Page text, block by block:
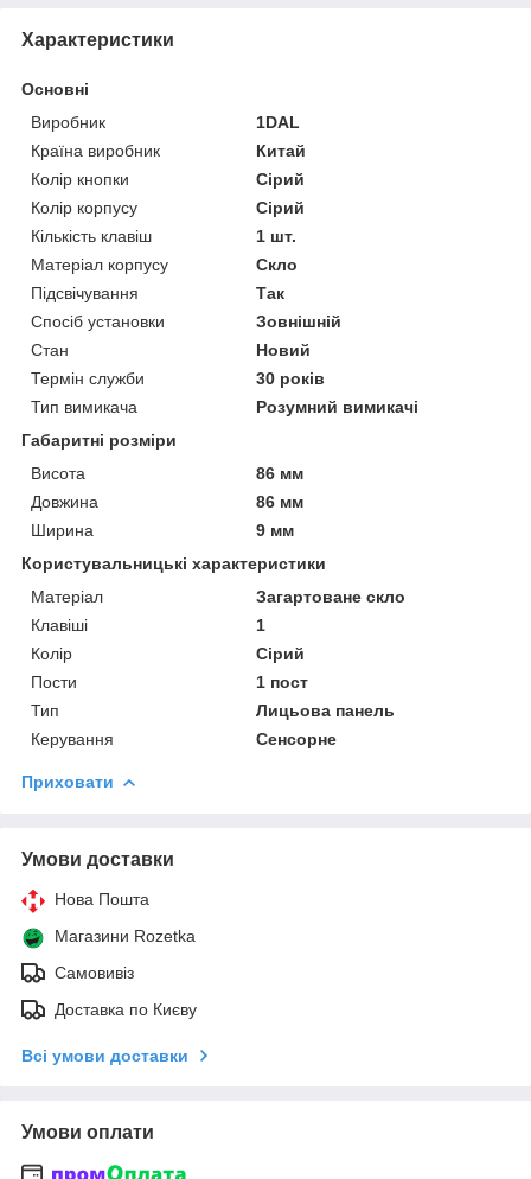
Характеристики
Основні
Виробник
1DAL
Країна виробник
Китай
Колір кнопки
Сірий
Колір корпусу
Сірий
Кількість клавіш
1 шт.
Матеріал корпусу
Скло
Підсвічування
Так
Спосіб установки
Зовнішній
Стан
Новий
Термін служби
30 років
Тип вимикача
Розумний вимикачі
Габаритні розміри
Висота
86 мм
Довжина
86 мм
Ширина
9 мм
Користувальницькі характеристики
Матеріал
Загартоване скло
Клавіші
1
Колір
Сірий
Пости
1 пост
Тип
Лицьова панель
Керування
Сенсорне
Приховати
Умови доставки
Нова Пошта
Магазини Rozetka
Самовивіз
Доставка по Києву
Всі умови доставки
Умови оплати